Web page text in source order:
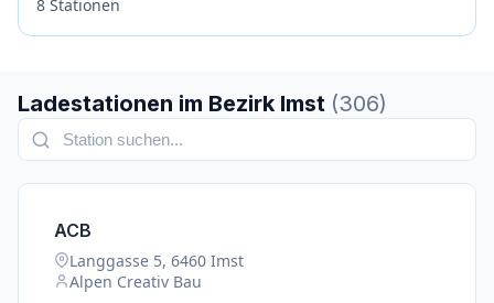
8 Stationen
Ladestationen im Bezirk Imst (306)
ACB
Langgasse 5, 6460 Imst
Alpen Creativ Bau